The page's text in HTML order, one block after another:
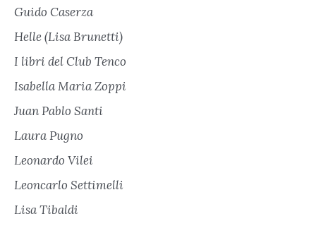
Guido Caserza
Helle (Lisa Brunetti)
I libri del Club Tenco
Isabella Maria Zoppi
Juan Pablo Santi
Laura Pugno
Leonardo Vilei
Leoncarlo Settimelli
Lisa Tibaldi